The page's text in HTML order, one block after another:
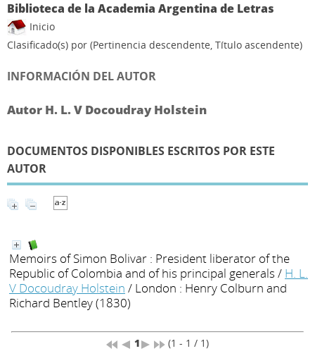
Biblioteca de la Academia Argentina de Letras
Inicio
Clasificado(s) por (Pertinencia descendente, Título ascendente)
INFORMACIÓN DEL AUTOR
Autor H. L. V Docoudray Holstein
DOCUMENTOS DISPONIBLES ESCRITOS POR ESTE
AUTOR
Memoirs of Simon Bolivar : President liberator of the
Republic of Colombia and of his principal generals / H. L.
V Docoudray Holstein / London : Henry Colburn and
Richard Bentley (1830)
1 (1 - 1 / 1)